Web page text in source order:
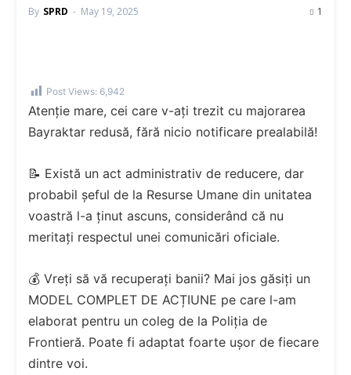
By SPRD - May 19, 2025 1
Post Views: 6,942
Atenție mare, cei care v-ați trezit cu majorarea
Bayraktar redusă, fără nicio notificare prealabilă!
📝 Există un act administrativ de reducere, dar
probabil șeful de la Resurse Umane din unitatea
voastră l-a ținut ascuns, considerând că nu
meritați respectul unei comunicări oficiale.
💰 Vreți să vă recuperați banii? Mai jos găsiți un
MODEL COMPLET DE ACȚIUNE pe care l-am
elaborat pentru un coleg de la Poliția de
Frontieră. Poate fi adaptat foarte ușor de fiecare
dintre voi.